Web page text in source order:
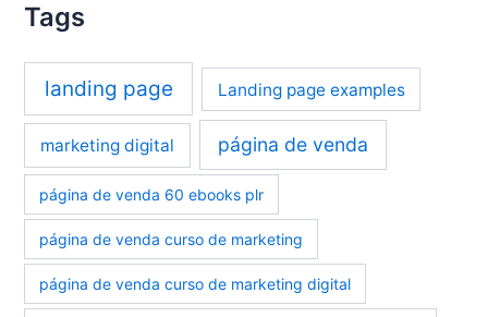
Tags
landing page Landing page examples
marketing digital página de venda
página de venda 60 ebooks plr
página de venda curso de marketing
página de venda curso de marketing digital